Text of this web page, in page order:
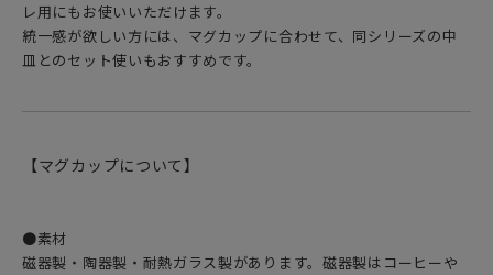
レ用にもお使いいただけます。
統一感が欲しい方には、マグカップに合わせて、同シリーズの中
皿とのセット使いもおすすめです。
【マグカップについて】
●素材
磁器製・陶器製・耐熱ガラス製があります。磁器製はコーヒーや